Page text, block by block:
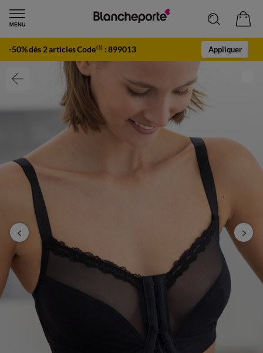
-50% dès 2 articles Code(1) :899013 Appliquer